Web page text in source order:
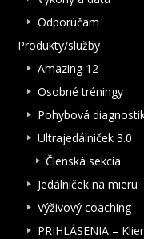
Odporúčam
Produkty/služby
Amazing 12
Osobné tréningy
Pohybová
Ultrajedálniček 3.0
Členská sekcia
Jedálniček na mieru
Výživový coaching
PRIHLÁSENIA –